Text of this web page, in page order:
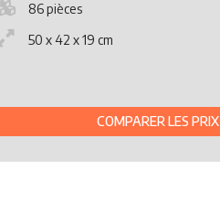
86 pièces
50 x 42 x 19 cm
COMPARER LES PRIX